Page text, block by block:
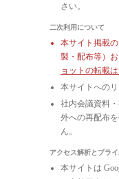
さい。
二次利用について
本サイト掲載
製・配布等）
ョットの転載
本サイトへの
社内会議資料
外への再配布
ん。
アクセス解析とプラ
本サイトは